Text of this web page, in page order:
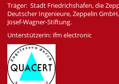
Träger: Stadt Friedrichshafen, die
Deutscher Ingenieure, Zeppelin
Josef-Wagner-Stiftung.
Unterstützerin: ifm electronic